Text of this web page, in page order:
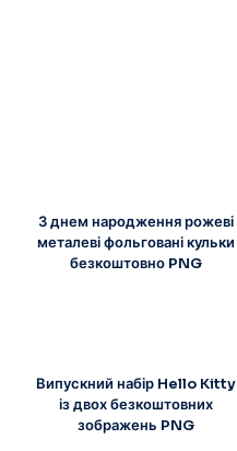
З днем народження рожеві
металеві фольговані кульки
безкоштовно PNG
Випускний набір Hello Kitty
із двох безкоштовних
зображень PNG